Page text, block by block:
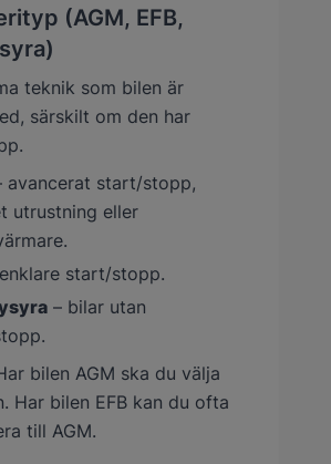
(AGM, EFB,
teknik som bilen är
särskilt om den har
avancerat start/stopp,
utrustning eller
start/stopp.
– bilar utan
bilen AGM ska du välja
Har bilen EFB kan du ofta
till AGM.